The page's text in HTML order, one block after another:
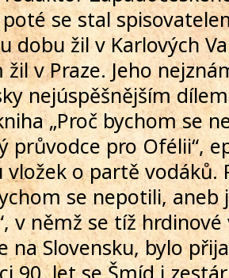
se stal
dobu žil v Karlových
v Praze. Jeho
nejúspěšnějším
„Proč bychom se
průvodce pro Ofélii“,
vložek o partě vodáků.
se nepotili, aneb
v němž se tíž
na Slovensku, bylo
90. let se Šmíd i